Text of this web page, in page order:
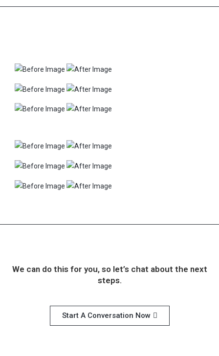
We can do this for you, so let’s chat about the next
steps.
Start A Conversation Now